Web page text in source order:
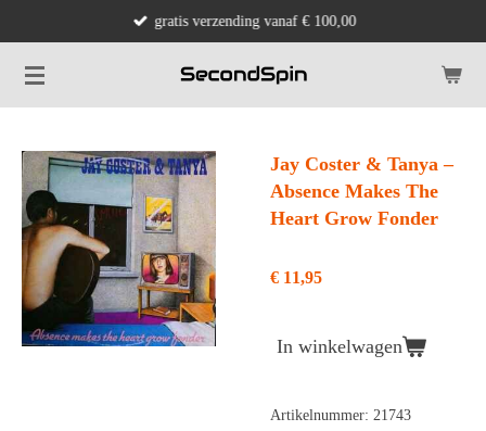
naar
de
gratis verzending vanaf € 100,00
Jay Coster & Tanya –
Absence Makes The
Heart Grow Fonder
€ 11,95
In winkelwagen
Artikelnummer: 21743